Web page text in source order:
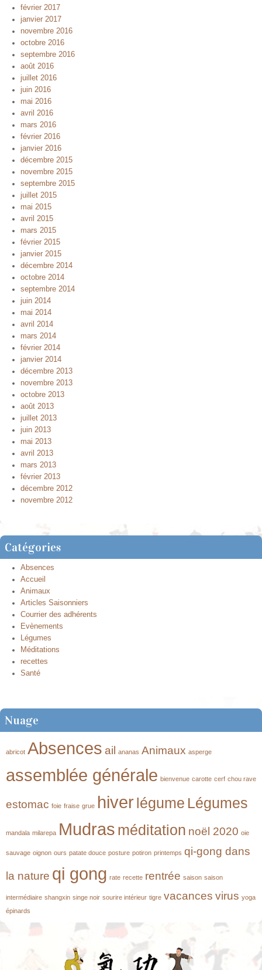
février 2017
janvier 2017
novembre 2016
octobre 2016
septembre 2016
août 2016
juillet 2016
juin 2016
mai 2016
avril 2016
mars 2016
février 2016
janvier 2016
décembre 2015
novembre 2015
septembre 2015
juillet 2015
mai 2015
avril 2015
mars 2015
février 2015
janvier 2015
décembre 2014
octobre 2014
septembre 2014
juin 2014
mai 2014
avril 2014
mars 2014
février 2014
janvier 2014
décembre 2013
novembre 2013
octobre 2013
août 2013
juillet 2013
juin 2013
mai 2013
avril 2013
mars 2013
février 2013
décembre 2012
novembre 2012
Catégories
Absences
Accueil
Animaux
Articles Saisonniers
Courrier des adhérents
Evènements
Légumes
Méditations
recettes
Santé
Nuage
abricot Absences ail ananas Animaux asperge
assemblée générale bienvenue carotte cerf chou rave
estomac foie fraise grue hiver légume Légumes
mandala milarepa Mudras méditation noël 2020 oie
sauvage oignon ours patate douce posture potiron printemps qi-gong dans
la nature qi gong rate recette rentrée saison saison
intermédiaire shangxin singe noir sourire intérieur tigre vacances virus yoga
épinards